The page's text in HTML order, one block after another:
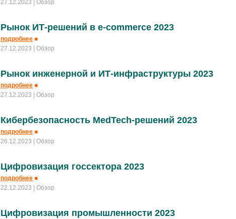
27.12.2023
| Обзор
Рынок ИТ-решений в e-commerce 2023
подробнее
27.12.2023
| Обзор
Рынок инженерной и ИТ-инфраструктуры 2023
подробнее
27.12.2023
| Обзор
Кибербезопасность MedTech-решений 2023
подробнее
26.12.2023
| Обзор
Цифровизация госсектора 2023
подробнее
22.12.2023
| Обзор
Цифровизация промышленности 2023